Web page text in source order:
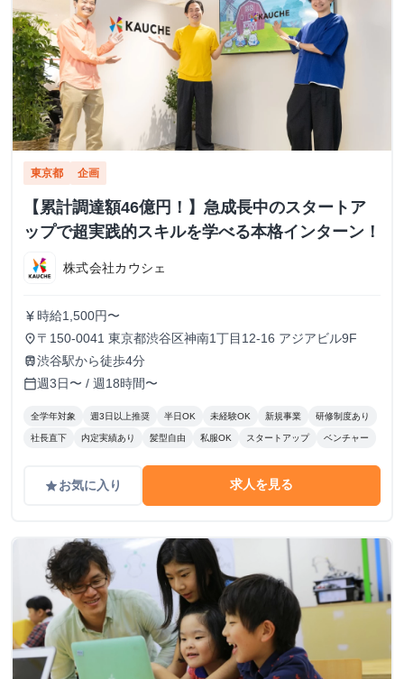
東京都 企画
【累計調達額46億円！】急成長中のスタートア
ップで超実践的スキルを学べる本格インターン！
株式会社カウシェ
currency_yen 時給1,500円〜
place 〒150-0041 東京都渋谷区神南1丁目12-16 アジアビル9F
train渋谷駅から徒歩4分
calendar_today週3日〜 / 週18時間〜
全学年対象 週3日以上推奨 半日OK 未経験OK 新規事業 研修制度あり
社長直下 内定実績あり 髪型自由 私服OK スタートアップ ベンチャー
gradeお気に入り 求人を見る